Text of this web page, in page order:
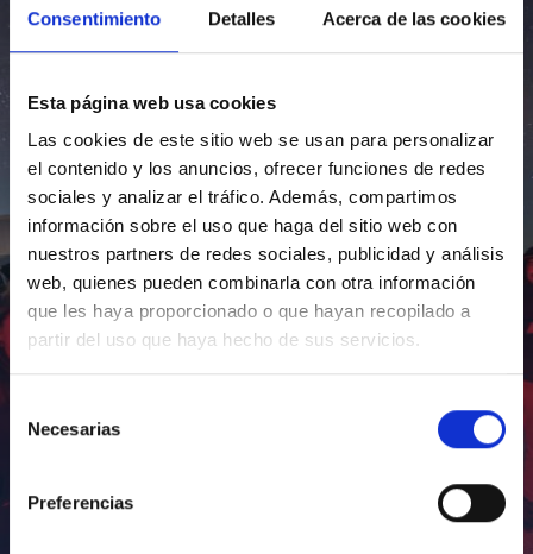
Consentimiento Detalles Acerca de las cookies
Esta página web usa cookies
Las cookies de este sitio web se usan para personalizar
el contenido y los anuncios, ofrecer funciones de redes
sociales y analizar el tráfico. Además, compartimos
información sobre el uso que haga del sitio web con
nuestros partners de redes sociales, publicidad y análisis
web, quienes pueden combinarla con otra información
que les haya proporcionado o que hayan recopilado a
partir del uso que haya hecho de sus servicios.
Necesarias
Preferencias